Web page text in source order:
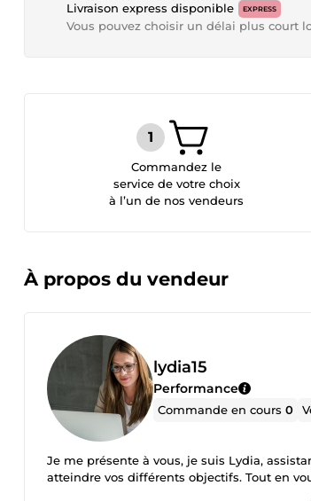
Livraison express disponible EXPRESS
Vous pouvez choisir un délai plus court
Commandez le
service de votre choix
à l’un de nos vendeurs
À propos du vendeur
lydia15
Performance
Commande en cours0
Je me présente à vous, je suis Lydia,
atteindre vos différents objectifs. Tout en